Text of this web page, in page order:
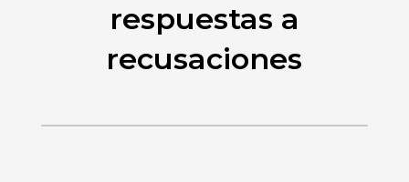
respuestas a
recusaciones